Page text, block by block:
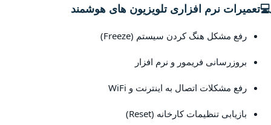
💻تعمیرات نرم افزاری تلویزیون های هوشمند
رفع مشکل هنگ کردن سیستم (Freeze)
بروزرسانی فریمور و نرم افزار
رفع مشکلات اتصال به اینترنت و WiFi
بازیابی تنظیمات کارخانه (Reset)